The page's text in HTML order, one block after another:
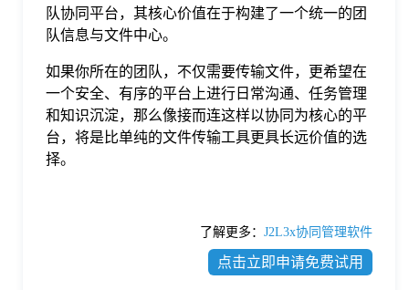
队协同平台，其核心价值在于构建了一个统一的团
队信息与文件中心。
如果你所在的团队，不仅需要传输文件，更希望在
一个安全、有序的平台上进行日常沟通、任务管理
和知识沉淀，那么像接而连这样以协同为核心的平
台，将是比单纯的文件传输工具更具长远价值的选
择。
了解更多： J2L3x协同管理软件
点击立即申请免费试用